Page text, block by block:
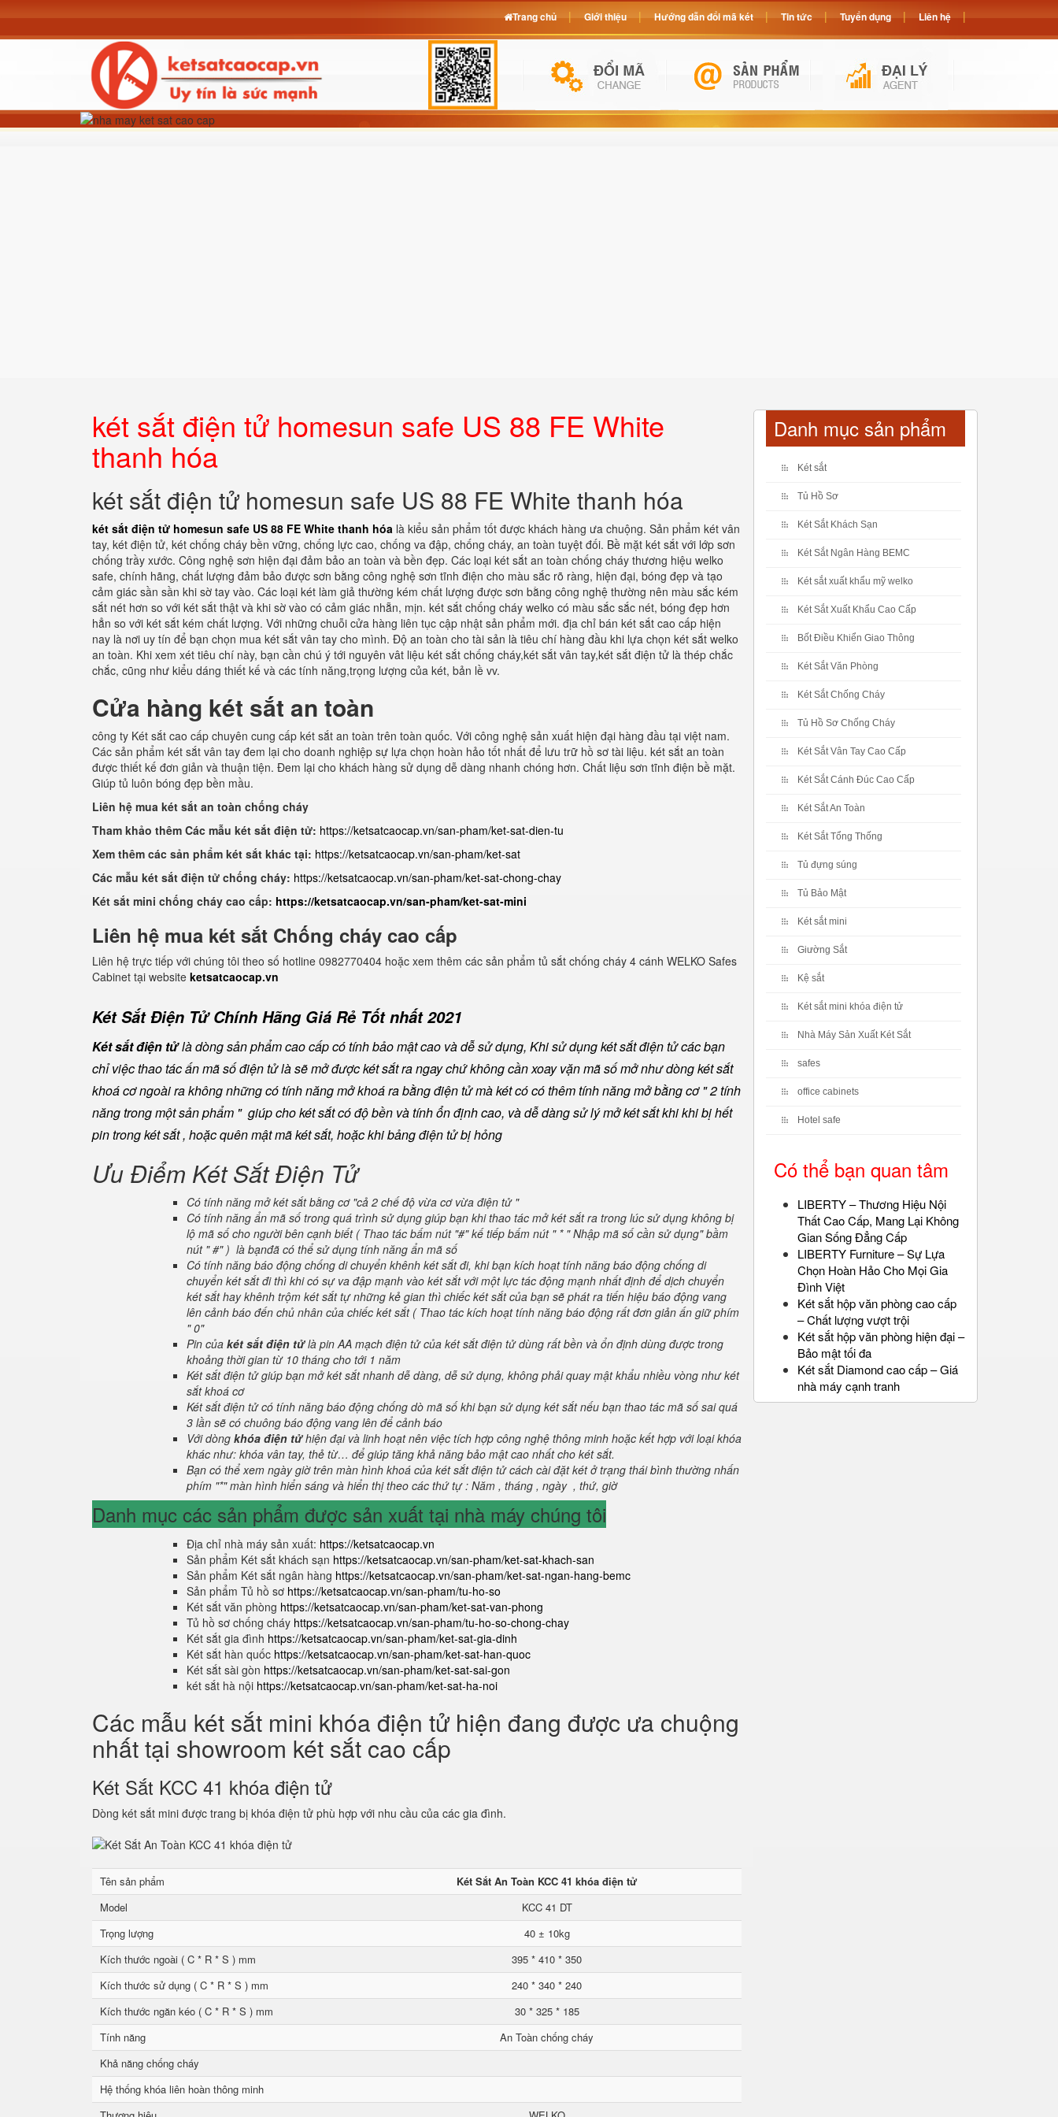
két sắt điện tử homesun safe US 88 FE White
thanh hóa
két sắt điện tử homesun safe US 88 FE White thanh hóa
két sắt điện tử homesun safe US 88 FE White thanh hóa là kiểu sản phẩm tốt được khách hàng ưa chuộng. Sản phẩm két vân
tay, két điện tử, két chống cháy bền vững, chống lực cao, chống va đập, chống cháy, an toàn tuyệt đối. Bề mặt két sắt với lớp sơn
chống trầy xước. Công nghệ sơn hiện đại đảm bảo an toàn và bền đẹp. Các loại két sắt an toàn chống cháy thương hiệu welko
safe, chính hãng, chất lượng đảm bảo được sơn bằng công nghệ sơn tĩnh điện cho màu sắc rõ ràng, hiện đại, bóng đẹp và tạo
cảm giác sần sần khi sờ tay vào. Các loại két làm giả thường kém chất lượng được sơn bằng công nghệ thường nên màu sắc kém
sắt nét hơn so với két sắt thật và khi sờ vào có cảm giác nhẵn, mịn. két sắt chống cháy welko có màu sắc sắc nét, bóng đẹp hơn
hẳn so với két sắt kém chất lượng. Với những chuỗi cửa hàng liên tục cập nhật sản phẩm mới. địa chỉ bán két sắt cao cấp hiện
nay là nơi uy tín để bạn chọn mua két sắt vân tay cho mình. Độ an toàn cho tài sản là tiêu chí hàng đầu khi lựa chọn két sắt welko
an toàn. Khi xem xét tiêu chí này, bạn cần chú ý tới nguyên vât liệu két sắt chống cháy,két sắt vân tay,két sắt điện tử là thép chắc
chắc, cũng như kiểu dáng thiết kế và các tính năng,trọng lượng của két, bản lề vv.
Cửa hàng két sắt an toàn
công ty Két sắt cao cấp chuyên cung cấp két sắt an toàn trên toàn quốc. Với công nghệ sản xuất hiện đại hàng đầu tại việt nam.
Các sản phẩm két sắt vân tay đem lại cho doanh nghiệp sự lựa chọn hoàn hảo tốt nhất để lưu trữ hồ sơ tài liệu. két sắt an toàn
được thiết kế đơn giản và thuận tiện. Đem lại cho khách hàng sử dụng dễ dàng nhanh chóng hơn. Chất liệu sơn tĩnh điện bề mặt.
Giúp tủ luôn bóng đẹp bền mầu.
Liên hệ mua két sắt an toàn chống cháy
Tham khảo thêm Các mẫu két sắt điện tử: https://ketsatcaocap.vn/san-pham/ket-sat-dien-tu
Xem thêm các sản phẩm két sắt khác tại: https://ketsatcaocap.vn/san-pham/ket-sat
Các mẫu két sắt điện tử chống cháy: https://ketsatcaocap.vn/san-pham/ket-sat-chong-chay
Két sắt mini chống cháy cao cấp: https://ketsatcaocap.vn/san-pham/ket-sat-mini
Liên hệ mua két sắt Chống cháy cao cấp
Liên hệ trực tiếp với chúng tôi theo số hotline 0982770404 hoặc xem thêm các sản phẩm tủ sắt chống cháy 4 cánh WELKO Safes
Cabinet tại website ketsatcaocap.vn
Két Sắt Điện Tử Chính Hãng Giá Rẻ Tốt nhất 2021
Két sắt điện tửlà dòng sản phẩm cao cấp có tính bảo mật cao và dễ sử dụng, Khi sử dụng két sắt điện tử các bạn
chỉ việc thao tác ấn mã số điện tử là sẽ mở được két sắt ra ngay chứ không cần xoay vặn mã số mở như dòng két sắt
khoá cơ ngoài ra không những có tính năng mở khoá ra bằng điện tử mà két có có thêm tính năng mở bằng cơ " 2 tính
năng trong một sản phẩm " giúp cho két sắt có độ bền và tính ổn định cao, và dễ dàng sử lý mở két sắt khi khi bị hết
pin trong két sắt , hoặc quên mật mã két sắt, hoặc khi bảng điện tử bị hỏng
Ưu Điểm Két Sắt Điện Tử
Có tính năng mở két sắt bằng cơ "cả 2 chế độ vừa cơ vừa điện tử "
Có tính năng ẩn mã số trong quá trình sử dụng giúp bạn khi thao tác mở két sắt ra trong lúc sử dụng không bị
lộ mã số cho người bên cạnh biết ( Thao tác bấm nút "#" kế tiếp bấm nút " * " Nhập mã số cần sử dụng" bầm
nút " #" ) là bạnđã có thể sử dụng tính năng ẩn mã số
Có tính năng báo động chống di chuyển khênh két sắt đi, khi bạn kích hoạt tính năng báo động chống di
chuyển két sắt đi thì khi có sự va đập mạnh vào két sắt với một lực tác động mạnh nhất định để dịch chuyển
két sắt hay khênh trộm két sắt tự những kẻ gian thì chiếc két sắt của bạn sẽ phát ra tiến hiệu báo động vang
lên cảnh báo đến chủ nhân của chiếc két sắt ( Thao tác kích hoạt tính năng báo động rất đơn giản ấn giữ phím
" 0"
Pin của két sắt điện tửlà pin AA mạch điện tử của két sắt điện tử dùng rất bền và ổn định dùng được trong
khoảng thời gian từ 10 tháng cho tới 1 năm
Két sắt điện tử giúp bạn mở két sắt nhanh dễ dàng, dễ sử dụng, không phải quay mật khẩu nhiều vòng như két
sắt khoá cơ
Két sắt điện tử có tính năng báo động chống dò mã số khi bạn sử dụng két sắt nếu bạn thao tác mã số sai quá
3 lần sẽ có chuông báo động vang lên để cảnh báo
Với dòng khóa điện tửhiện đại và linh hoạt nên việc tích hợp công nghệ thông minh hoặc kết hợp với loại khóa
khác như: khóa vân tay, thẻ từ… để giúp tăng khả năng bảo mật cao nhất cho két sắt.
Bạn có thể xem ngày giờ trên màn hình khoá của két sắt điện tử cách cài đặt két ở trạng thái bình thường nhấn
phím "*" màn hình hiển sáng và hiển thị theo các thứ tự : Năm , tháng , ngày , thứ, giờ
Danh mục các sản phẩm được sản xuất tại nhà máy chúng tôi
Địa chỉ nhà máy sản xuất: https://ketsatcaocap.vn
Sản phẩm Két sắt khách sạn https://ketsatcaocap.vn/san-pham/ket-sat-khach-san
Sản phẩm Két sắt ngân hàng https://ketsatcaocap.vn/san-pham/ket-sat-ngan-hang-bemc
Sản phẩm Tủ hồ sơ https://ketsatcaocap.vn/san-pham/tu-ho-so
Két sắt văn phòng https://ketsatcaocap.vn/san-pham/ket-sat-van-phong
Tủ hồ sơ chống cháy https://ketsatcaocap.vn/san-pham/tu-ho-so-chong-chay
Két sắt gia đình https://ketsatcaocap.vn/san-pham/ket-sat-gia-dinh
Két sắt hàn quốc https://ketsatcaocap.vn/san-pham/ket-sat-han-quoc
Két sắt sài gòn https://ketsatcaocap.vn/san-pham/ket-sat-sai-gon
két sắt hà nội https://ketsatcaocap.vn/san-pham/ket-sat-ha-noi
Các mẫu két sắt mini khóa điện tử hiện đang được ưa chuộng
nhất tại showroom két sắt cao cấp
Két Sắt KCC 41 khóa điện tử
Dòng két sắt mini được trang bị khóa điện tử phù hợp với nhu cầu của các gia đình.
Tên sản phẩm
Két Sắt An Toàn KCC 41 khóa điện tử
Model
KCC 41 DT
Trọng lượng
40 ± 10kg
Kích thước ngoài ( C * R * S ) mm
395 * 410 * 350
Kích thước sử dụng ( C * R * S ) mm
240 * 340 * 240
Kích thước ngăn kéo ( C * R * S ) mm
30 * 325 * 185
Tính năng
An Toàn chống cháy
Khả năng chống cháy
Hệ thống khóa liên hoàn thông minh
Danh mục sản phẩm
Két sắt
Tủ Hồ Sơ
Két Sắt Khách Sạn
Két Sắt Ngân Hàng BEMC
Két sắt xuất khẩu mỹ welko
Két Sắt Xuất Khẩu Cao Cấp
Bốt Điều Khiển Giao Thông
Két Sắt Văn Phòng
Két Sắt Chống Cháy
Tủ Hồ Sơ Chống Cháy
Két Sắt Vân Tay Cao Cấp
Két Sắt Cánh Đúc Cao Cấp
Két Sắt An Toàn
Két Sắt Tổng Thống
Tủ đựng súng
Tủ Bảo Mật
Két sắt mini
Giường Sắt
Kệ sắt
Két sắt mini khóa điện tử
Nhà Máy Sản Xuất Két Sắt
safes
office cabinets
Hotel safe
Có thể bạn quan tâm
LIBERTY – Thương Hiệu Nội
Thất Cao Cấp, Mang Lại Không
Gian Sống Đẳng Cấp
LIBERTY Furniture – Sự Lựa
Chọn Hoàn Hảo Cho Mọi Gia
Đình Việt
Két sắt hộp văn phòng cao cấp
– Chất lượng vượt trội
Két sắt hộp văn phòng hiện đại –
Bảo mật tối đa
Két sắt Diamond cao cấp – Giá
nhà máy cạnh tranh
Trang chủ Giới thiệu Hướng dẫn đổi mã két Tin tức Tuyển dụng Liên hệ